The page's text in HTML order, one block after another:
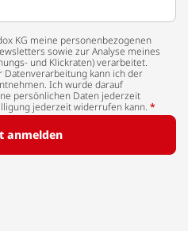
KG meine personenbezogenen
sowie zur Analyse meines
und Klickraten) verarbeitet.
kann ich der
Ich wurde darauf
persönlichen Daten jederzeit
jederzeit widerrufen kann. *
anmelden